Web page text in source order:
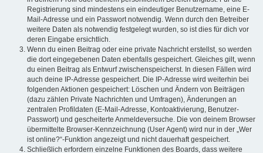
Registrierung sind mindestens ein eindeutiger Benutzername, eine E-
Mail-Adresse und ein Passwort notwendig. Wenn durch den Betreiber
weitere Daten als notwendig festgelegt wurden, so ist dies für dich vor
deren Eingabe ersichtlich.
Wenn du einen Beitrag oder eine private Nachricht erstellst, so werden
die dort eingegebenen Daten ebenfalls gespeichert. Gleiches gilt, wenn
du einen Beitrag als Entwurf zwischenspeicherst. In diesen Fällen wird
auch deine IP-Adresse gespeichert. Die IP-Adresse wird weiterhin bei
folgenden Aktionen gespeichert: Löschen und Ändern von Beiträgen
(dazu zählen Private Nachrichten und Umfragen), Änderungen an
zentralen Profildaten (E-Mail-Adresse, Kontoaktivierung, Benutzer-
Passwort) und gescheiterte Anmeldeversuche. Die von deinem Browser
übermittelte Browser-Kennzeichnung (User Agent) wird nur in der „Wer
ist online?“-Funktion angezeigt und nicht dauerhaft gespeichert.
Schließlich erfordern einzelne Funktionen des Boards, dass weitere